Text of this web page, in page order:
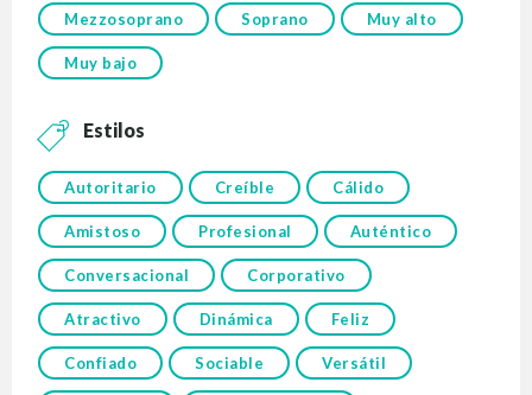
Mezzosoprano Soprano Muy alto
Muy bajo
Estilos
Autoritario Creíble Cálido
Amistoso Profesional Auténtico
Conversacional Corporativo
Atractivo Dinámica Feliz
Confiado Sociable Versátil